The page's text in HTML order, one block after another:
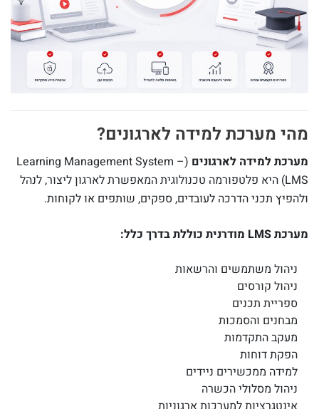
מהי מערכת למידה לארגונים?
מערכת למידה לארגונים (Learning Management System –
LMS) היא פלטפורמה טכנולוגית המאפשרת לארגון ליצור, לנהל
ולהפיץ תכני הדרכה לעובדים, ספקים, שותפים או לקוחות.
מערכת LMS מודרנית כוללת בדרך כלל:
ניהול משתמשים והרשאות
ניהול קורסים
ספריית תכנים
מבחנים והסמכות
מעקב התקדמות
הפקת דוחות
למידה ממכשירים ניידים
ניהול מסלולי הכשרה